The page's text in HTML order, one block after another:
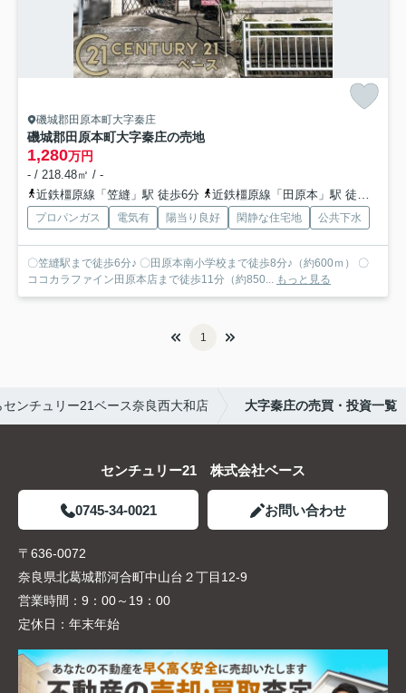
磯城郡田原本町大字秦庄
磯城郡田原本町大字秦庄の売地
1,280万円
- / 218.48㎡ / -
近鉄橿原線「笠縫」駅 徒歩6分
近鉄橿原線「田原本」駅 徒歩14分
プロパンガス 電気有 陽当り良好 閑静な住宅地 公共下水
〇笠縫駅まで徒歩6分♪ 〇田原本南小学校まで徒歩8分♪（約600ｍ） 〇
ココカラファイン田原本店まで徒歩11分（約850... もっと見る
1
ンチュリー21ベース奈良西大和店 大字秦庄の売買・投資一覧
センチュリー21 株式会社ベース
0745-34-0021 お問い合わせ
〒636-0072
奈良県北葛城郡河合町中山台２丁目12-9
営業時間： 9：00～19：00
定休日： 年末年始